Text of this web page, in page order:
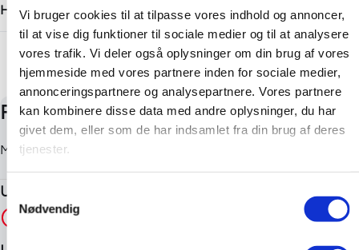
Vi bruger cookies til at tilpasse vores indhold og annoncer,
til at vise dig funktioner til sociale medier og til at analysere
vores trafik. Vi deler også oplysninger om din brug af vores
hjemmeside med vores partnere inden for sociale medier,
annonceringspartnere og analysepartnere. Vores partnere
kan kombinere disse data med andre oplysninger, du har
givet dem, eller som de har indsamlet fra din brug af deres
tjenester.
Samtykkevalg
Nødvendig
Hatchback
450 kg
Tilkoblingsvægt uden bremser
450 kg
+ Vis flere